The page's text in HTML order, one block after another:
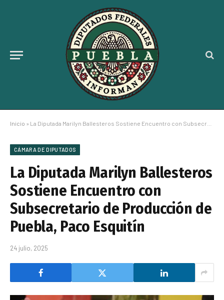
Inicio » La Diputada Marilyn Ballesteros Sostiene Encuentro con Subsecretario de Producción de Puebla, Paco Esquitín
CÁMARA DE DIPUTADOS
La Diputada Marilyn Ballesteros
Sostiene Encuentro con
Subsecretario de Producción de
Puebla, Paco Esquitín
24 julio, 2025